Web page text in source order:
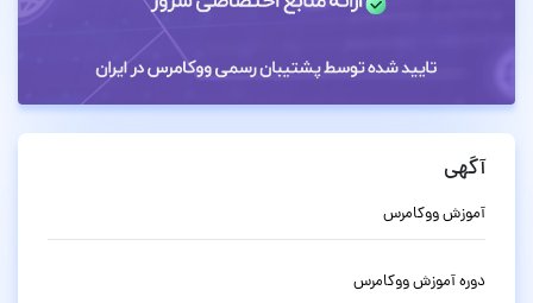
آگهی
آموزش ووکامرس
دوره آموزش ووکامرس